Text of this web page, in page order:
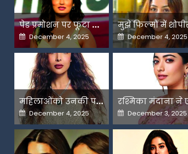
प
ेड प्रमोशन पर फूटा यामी गौतम का गुस्सा
Posted
on
December 4, 2025 Posted
on
December 4, 2025
म
हिलाओंको उनकी पसंद के लिए उन्हें जज किया जाता है-मलाइका
Posted
on
December 4, 2025 Posted
on
December 3, 2025